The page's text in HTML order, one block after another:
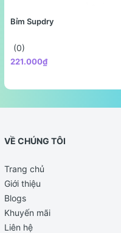
Bỉm Supdry
(0)
221.000₫
VỀ CHÚNG TÔI
Trang chủ
Giới thiệu
Blogs
Khuyến mãi
Liên hệ